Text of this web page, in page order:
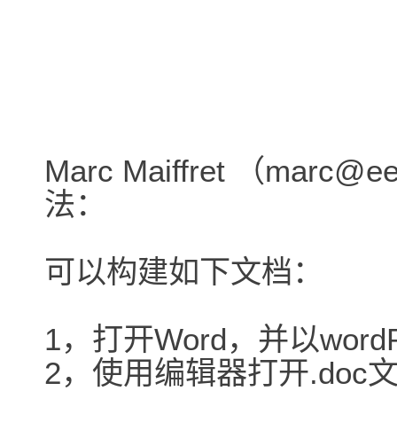
Marc Maiffret （
法：
可以构建如下文档：
1，打开Word，并以
2，使用编辑器打开.doc